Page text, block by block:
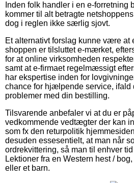
Inden folk handler i en e-forretning
kommer til alt betragte
dog i reglen ikke særlig sjovt.
Et alternativt forslag kunne være at
shoppen er tilsluttet e-mærket,
for at online virksomheden
samt at e-firmaet regelmæssigt
har ekspertise inden for
chance for hjælpende service, ifald
problemer med din bestilling.
Tilsvarende anbefaler vi at du er
vedkommende vedtægter der kan
som fx den returpolitik
desuden essesentielt, at man når
ordrekvittering, så man til enhver
Lektioner fra en Western hest /
eller et barn.